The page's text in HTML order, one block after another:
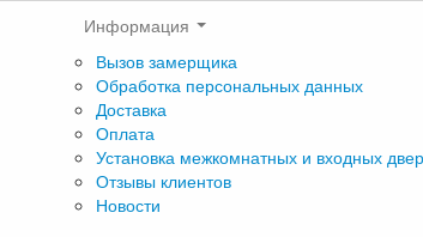
Информация
Вызов замерщика
Обработка персональных данных
Доставка
Оплата
Установка межкомнатных и входных
Отзывы клиентов
Новости